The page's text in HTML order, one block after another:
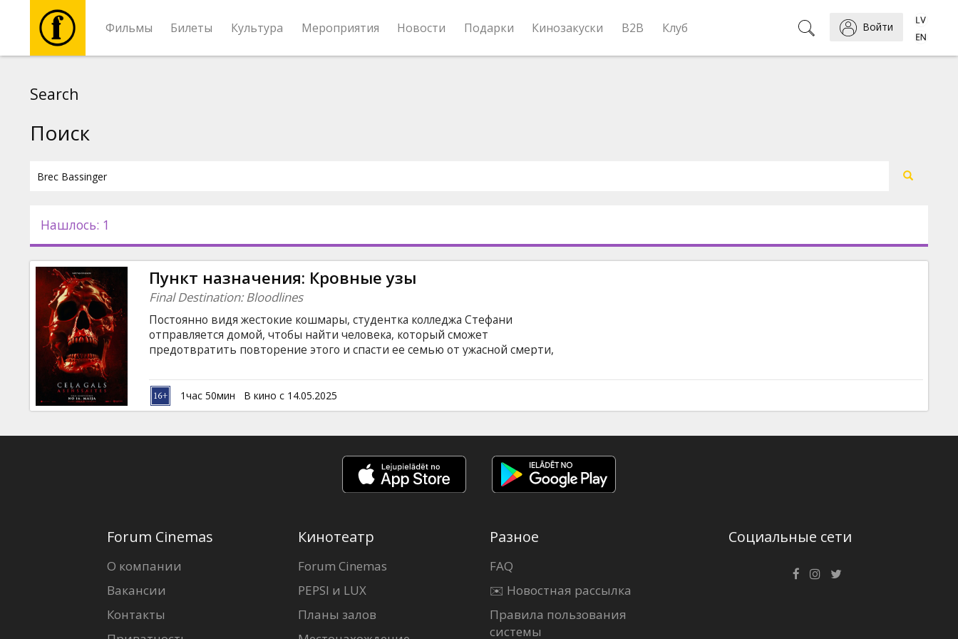
Фильмы Билеты Культура Мероприятия Новости Подарки Кинозакуски B2B Клуб Войти
Новости
Подарки
Кинозакуски
B2B
Клуб
Search
Поиск
Нашлось: 1
Пункт назначения: Кровные узы
Final Destination: Bloodlines
Постоянно видя жестокие кошмары, студентка колледжа Стефани
отправляется домой, чтобы найти человека, который сможет
предотвратить повторение этого и спасти ее семью от ужасной смерти,
на латышском и русском языках.
1час 50мин В кино с 14.05.2025
Forum Cinemas
О компании
Вакансии
Контакты
Кинотеатр
Forum Cinemas
PEPSI и LUX
Планы залов
Разное
FAQ
✉️ Новостная рассылка
Правила пользования
системы
Социальные сети